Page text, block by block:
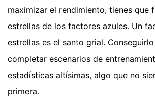
maximizar el rendimiento, tienes que
estrellas de los factores azules. Un
estrellas es el santo grial.
completar escenarios de
estadísticas altísimas, algo que no
primera.